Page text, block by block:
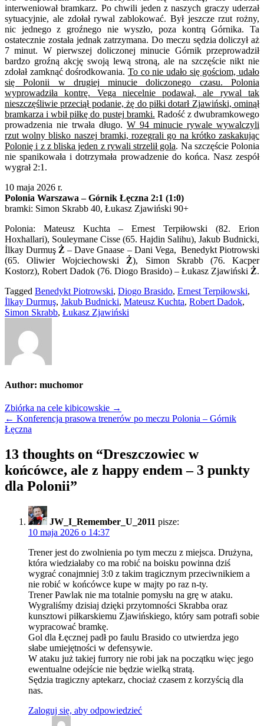
interweniował bramkarz. Po chwili jeden z naszych graczy uderzał
sytuacyjnie, ale zdołał rywal zablokować. Był jeszcze rzut rożny,
nic jednego z groźnego nie wyszło, poza kontrą Górnika. Ta
ostatecznie została jednak zatrzymana. Do meczu sędzia doliczył aż
7 minut. W pierwszej doliczonej minucie Górnik przeprowadził
bardzo groźną akcję swoją lewą stroną, ale na szczęście nikt nie
zdołał zamknąć dośrodkowania. To co nie udało się gościom, udało
się Polonii w drugiej minucie doliczonego czasu. Polonia
wyprowadziła kontrę. Vega niecelnie podawał, ale rywal tak
nieszczęśliwie przeciął podanie, żę do piłki dotarł Zjawiński, ominął
bramkarza i wbił piłkę do pustej bramki. Radość z dwubramkowego
prowadzenia nie trwała długo. W 94 minucie rywale wywalczyli
rzut wolny blisko naszej bramki, rozegrali go na krótko zaskakując
Polonię i z z bliska jeden z rywali strzelił gola. Na szczęście Polonia
nie spanikowała i dotrzymała prowadzenie do końca. Nasz zespół
wygrał 2:1.
10 maja 2026 r.
Polonia Warszawa – Górnik Łęczna 2:1 (1:0)
bramki: Simon Skrabb 40, Łukasz Zjawiński 90+
Polonia: Mateusz Kuchta – Ernest Terpiłowski (82. Erion
Hoxhallari), Souleymane Cisse (65. Hajdin Salihu), Jakub Budnicki,
İlkay Durmuş Ż – Dave Gnaase – Dani Vega, Benedykt Piotrowski
(65. Oliwier Wojciechowski Ż), Simon Skrabb (76. Kacper
Kostorz), Robert Dadok (76. Diogo Brasido) – Łukasz Zjawiński Ż.
Tagged Benedykt Piotrowski, Diogo Brasido, Ernest Terpiłowski,
İlkay Durmuş, Jakub Budnicki, Mateusz Kuchta, Robert Dadok,
Simon Skrabb, Łukasz Zjawiński
Author: muchomor
Nawigacja
wpisu
Zbiórka na cele kibicowskie →
← Konferencja prasowa trenerów po meczu Polonia – Górnik
Łęczna
13 thoughts on “Dreszczowiec w
końcówce, ale z happy endem – 3 punkty
dla Polonii”
JW_I_Remember_U_2011 pisze:
10 maja 2026 o 14:37
Trener jest do zwolnienia po tym meczu z miejsca. Drużyna,
która wiedziałaby co ma robić na boisku powinna dziś
wygrać conajmniej 3:0 z takim tragicznym przeciwnikiem a
nie robić w końcówce kupe w majty po raz n-ty.
Trener Pawlak nie ma totalnie pomysłu na grę w ataku.
Wygraliśmy dzisiaj dzięki przytomności Skrabba oraz
kunsztowi piłkarskiemu Zjawińskiego, który sam potrafi sobie
wypracować bramkę.
Gol dla Łęcznej padł po faulu Brasido co utwierdza jego
słabe umiejętności w defensywie.
W ataku już takiej furrory nie robi jak na początku więc jego
ewentualne odejście nie będzie wielką stratą.
Sędzia tragiczny aptekarz, chociaż czasem z korzyścią dla
nas.
Zaloguj się, aby odpowiedzieć